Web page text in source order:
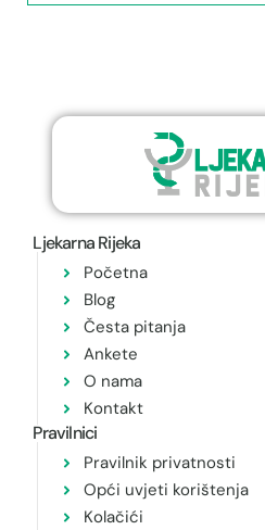
Ljekarna Rijeka
Početna
Blog
Česta pitanja
Ankete
O nama
Kontakt
Pravilnici
Pravilnik privatnosti
Opći uvjeti korištenja
Kolačići